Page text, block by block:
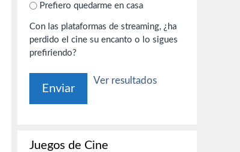
Prefiero quedarme en casa
Con las plataformas de streaming, ¿ha
perdido el cine su encanto o lo sigues
prefiriendo?
Ver resultados
Juegos de Cine